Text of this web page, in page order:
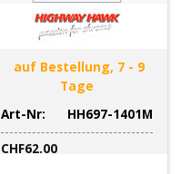
auf Bestellung, 7 - 9
Tage
Art-Nr:
HH697-1401M
CHF62.00